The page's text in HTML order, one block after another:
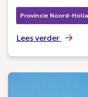
Provincie Noord-
Lees verder